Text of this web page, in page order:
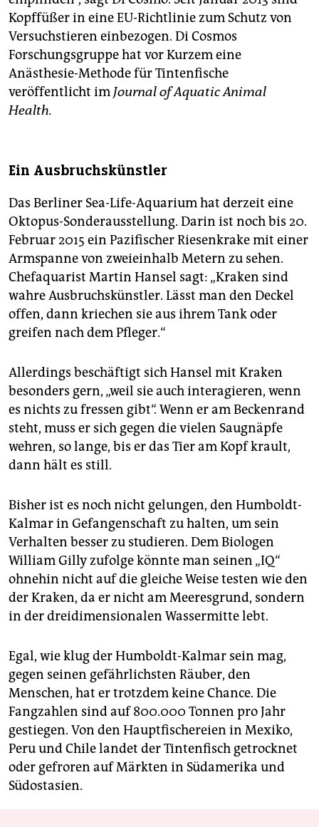
Kopffüßer in eine EU-Richtlinie zum Schutz von
Versuchstieren einbezogen. Di Cosmos
Forschungsgruppe hat vor Kurzem eine
Anästhesie-Methode für Tintenfische
veröffentlicht im Journal of Aquatic Animal
Health.
Ein Ausbruchskünstler
Das Berliner Sea-Life-Aquarium hat derzeit eine
Oktopus-Sonderausstellung. Darin ist noch bis 20.
Februar 2015 ein Pazifischer Riesenkrake mit einer
Armspanne von zweieinhalb Metern zu sehen.
Chefaquarist Martin Hansel sagt: „Kraken sind
wahre Ausbruchskünstler. Lässt man den Deckel
offen, dann kriechen sie aus ihrem Tank oder
greifen nach dem Pfleger.“
Allerdings beschäftigt sich Hansel mit Kraken
besonders gern, „weil sie auch interagieren, wenn
es nichts zu fressen gibt“. Wenn er am Beckenrand
steht, muss er sich gegen die vielen Saugnäpfe
wehren, so lange, bis er das Tier am Kopf krault,
dann hält es still.
Bisher ist es noch nicht gelungen, den Humboldt-
Kalmar in Gefangenschaft zu halten, um sein
Verhalten besser zu studieren. Dem Biologen
William Gilly zufolge könnte man seinen „IQ“
ohnehin nicht auf die gleiche Weise testen wie den
der Kraken, da er nicht am Meeresgrund, sondern
in der dreidimensionalen Wassermitte lebt.
Egal, wie klug der Humboldt-Kalmar sein mag,
gegen seinen gefährlichsten Räuber, den
Menschen, hat er trotzdem keine Chance. Die
Fangzahlen sind auf 800.000 Tonnen pro Jahr
gestiegen. Von den Hauptfischereien in Mexiko,
Peru und Chile landet der Tintenfisch getrocknet
oder gefroren auf Märkten in Südamerika und
Südostasien.